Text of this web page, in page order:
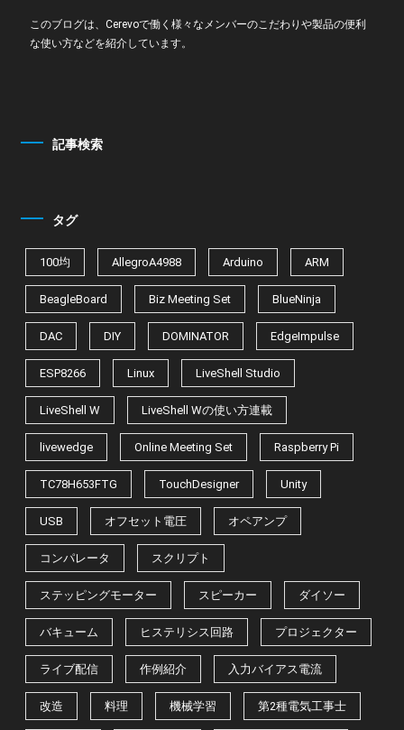
このブログは、Cerevoで働く様々なメンバーのこだわりや製品の便利
な使い方などを紹介しています。
記事検索
タグ
100均 AllegroA4988 Arduino ARM
BeagleBoard Biz Meeting Set BlueNinja
DAC DIY DOMINATOR EdgeImpulse
ESP8266 Linux LiveShell Studio
LiveShell W LiveShell Wの使い方連載
livewedge Online Meeting Set Raspberry Pi
TC78H653FTG TouchDesigner Unity
USB オフセット電圧 オペアンプ
コンパレータ スクリプト
ステッピングモーター スピーカー ダイソー
バキューム ヒステリシス回路 プロジェクター
ライブ配信 作例紹介 入力バイアス電流
改造 料理 機械学習 第2種電気工事士